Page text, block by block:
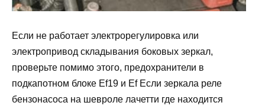
Если не работает электрорегулировка или
электропривод складывания боковых зеркал,
проверьте помимо этого, предохранители в
подкапотном блоке Ef19 и Ef Если зеркала реле
бензонасоса на шевроле лачетти где находится